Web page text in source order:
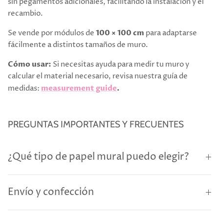
recambio.
Se vende por módulos de 100 × 100 cm para adaptarse
fácilmente a distintos tamaños de muro.
Cómo usar: Si necesitas ayuda para medir tu muro y
calcular el material necesario, revisa nuestra guía de
medidas: measurement guide.
PREGUNTAS IMPORTANTES Y FRECUENTES
¿Qué tipo de papel mural puedo elegir?
Envío y confección